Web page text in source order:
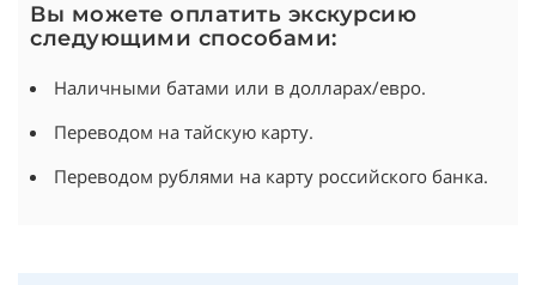
Вы можете оплатить экскурсию
следующими способами:
Наличными батами или в долларах/евро.
Переводом на тайскую карту.
Переводом рублями на карту российского банка.